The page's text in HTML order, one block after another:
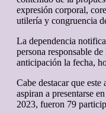
expresión corporal,
utilería y congruencia
La dependencia
persona responsable
anticipación la fecha,
Cabe destacar que
aspiran a presentarse
2023, fueron 79